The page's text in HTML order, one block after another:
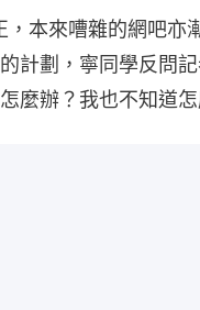
，本來嘈雜的網吧亦
計劃，寧同學反問
麼辦？我也不知道怎